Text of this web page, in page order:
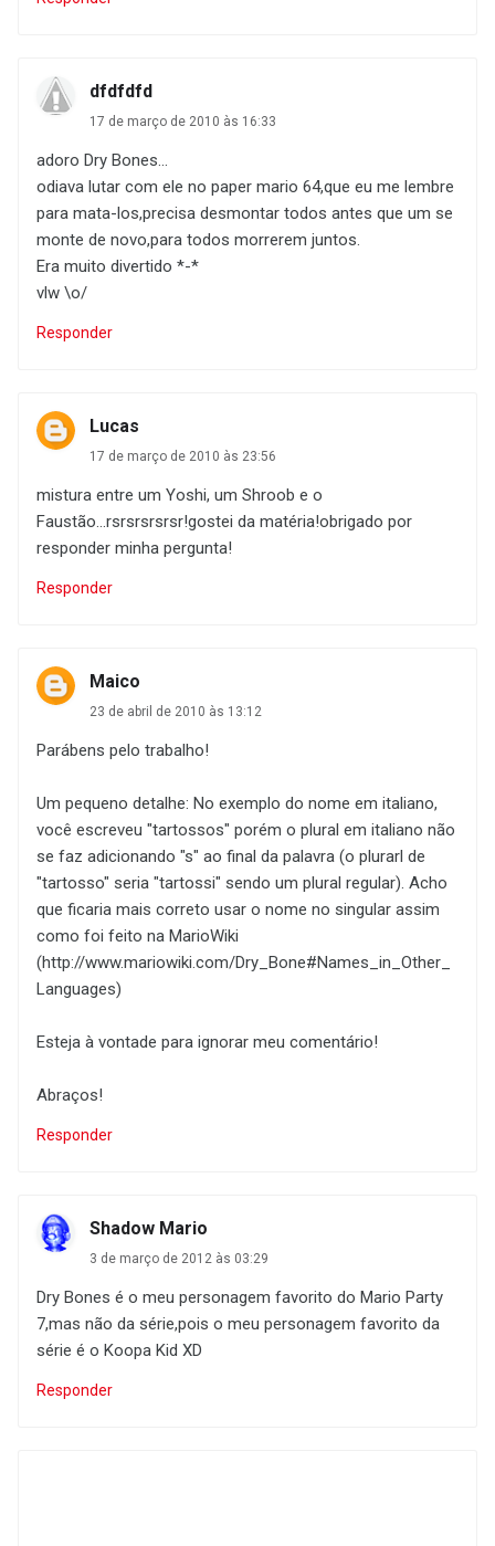
dfdfdfd
17 de março de 2010 às 16:33
adoro Dry Bones...
odiava lutar com ele no paper mario 64,que eu me lembre
para mata-los,precisa desmontar todos antes que um se
monte de novo,para todos morrerem juntos.
Era muito divertido *-*
vlw \o/
Responder
Lucas
17 de março de 2010 às 23:56
mistura entre um Yoshi, um Shroob e o
Faustão...rsrsrsrsrsr!gostei da matéria!obrigado por
responder minha pergunta!
Responder
Maico
23 de abril de 2010 às 13:12
Parábens pelo trabalho!
Um pequeno detalhe: No exemplo do nome em italiano,
você escreveu "tartossos" porém o plural em italiano não
se faz adicionando "s" ao final da palavra (o plurarl de
"tartosso" seria "tartossi" sendo um plural regular). Acho
que ficaria mais correto usar o nome no singular assim
como foi feito na MarioWiki
(http://www.mariowiki.com/Dry_Bone#Names_in_Other_
Languages)
Esteja à vontade para ignorar meu comentário!
Abraços!
Responder
Shadow Mario
3 de março de 2012 às 03:29
Dry Bones é o meu personagem favorito do Mario Party
7,mas não da série,pois o meu personagem favorito da
série é o Koopa Kid XD
Responder